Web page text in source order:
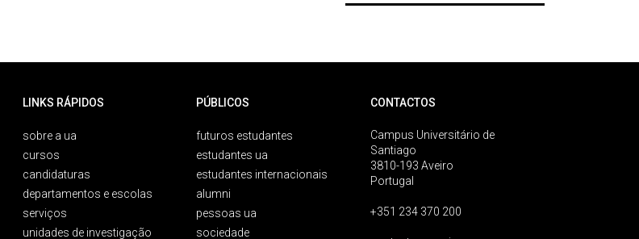
LINKS RÁPIDOS
sobre a ua
cursos
candidaturas
departamentos e escolas
serviços
unidades de investigação
PÚBLICOS
futuros estudantes
estudantes ua
estudantes internacionais
alumni
pessoas ua
sociedade
CONTACTOS
Campus Universitário de
Santiago
3810-193 Aveiro
Portugal
+351 234 370 200